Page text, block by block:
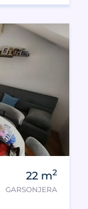
22 m2
GARSONJERA